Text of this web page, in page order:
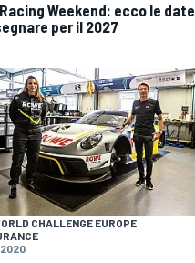
Weekend: ecco le date
per il 2027
CHALLENGE EUROPE